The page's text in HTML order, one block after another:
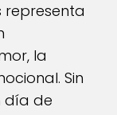
representa
la
Sin
día de